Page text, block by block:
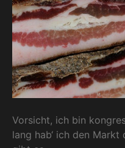
Vorsicht, ich bin
lang hab‘ ich den